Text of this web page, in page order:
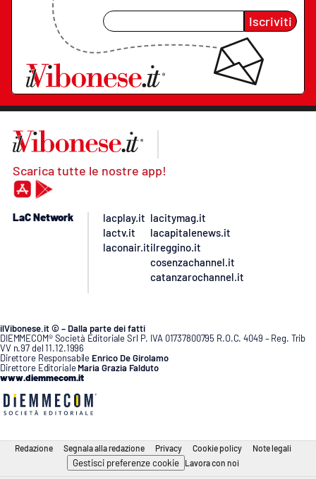
Iscriviti
Scarica tutte le nostre app!
LaC Network
lacplay.it
lactv.it
laconair.it
lacitymag.it
lacapitalenews.it
ilreggino.it
cosenzachannel.it
catanzarochannel.it
ilVibonese.it © – Dalla parte dei fatti
DIEMMECOM® Società Editoriale Srl P. IVA 01737800795 R.O.C. 4049 – Reg. Trib
VV n.97 del 11.12.1996
Direttore Responsabile Enrico De Girolamo
Direttore Editoriale Maria Grazia Falduto
www.diemmecom.it
Redazione Segnala alla redazione Privacy Cookie policy Note legali
Gestisci preferenze cookie Lavora con noi